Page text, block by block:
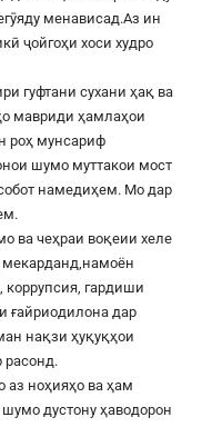
менависад.Аз ин
ҷойгоҳи хоси худро
гуфтани сухани ҳақ ва
мавриди ҳамлаҳои
роҳ мунсариф
шумо муттакои мост
намедиҳем. Мо дар
ва чеҳраи воқеии хеле
мекарданд,намоён
коррупсия, гардиши
ғайриодилона дар
нақзи ҳуқуқҳои
ноҳияҳо ва ҳам
дустону ҳаводорон